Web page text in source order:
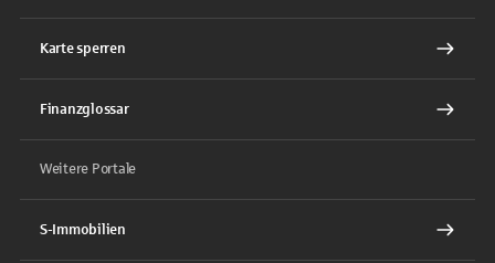
Karte sperren
Finanzglossar
Weitere Portale
S-Immobilien